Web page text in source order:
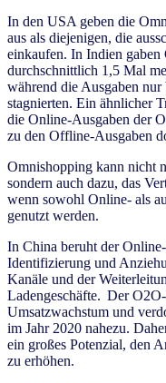
In den USA geben die
aus als diejenigen, die
einkaufen. In Indien gaben
durchschnittlich 1,5 Mal
während die Ausgaben
stagnierten. Ein ähnlicher
die Online-Ausgaben der
zu den Offline-Ausgaben
Omnishopping kann nicht
sondern auch dazu, das
wenn sowohl Online- als
genutzt werden.
In China beruht der
Identifizierung und
Kanäle und der
Ladengeschäfte. Der
Umsatzwachstum und
im Jahr 2020 nahezu.
ein großes Potenzial, den
zu erhöhen.